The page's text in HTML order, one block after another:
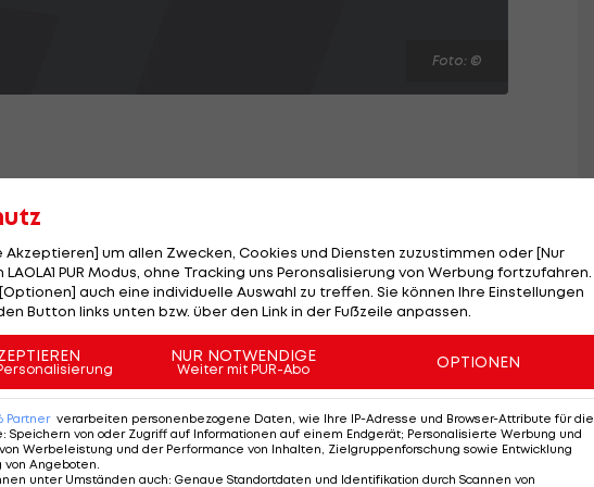
Foto: ©
heißt Kyle Bush.
in Homestead und sichert sich damit seinen ersten
was in diesem Jahr passiert ist, nach dem, was ich,
kann ich es kaum glauben", sagt Bush, der
bestritt.
beendet seine Karriere mit Rang sechs.
Akzeptieren] um allen Zwecken, Cookies und Diensten zuzustimmen oder [Nur
PUR Modus, ohne Tracking uns Peronsalisierung von Werbung fortzufahren.
auch eine individuelle Auswahl zu treffen. Sie können Ihre Einstellungen
Button links unten bzw. über den Link in der Fußzeile anpassen.
NUR NOTWENDIGE
Weiter mit PUR-Abo OPTIONEN
Partner verarbeiten personenbezogene Daten, wie Ihre IP-Adresse und Browser-Attribute für die
: Speichern von oder Zugriff auf Informationen auf einem Endgerät; Personalisierte Werbung und
Werbeleistung und der Performance von Inhalten, Zielgruppenforschung sowie Entwicklung
von Angeboten.
unter Umständen auch: Genaue Standortdaten und Identifikation durch Scannen von